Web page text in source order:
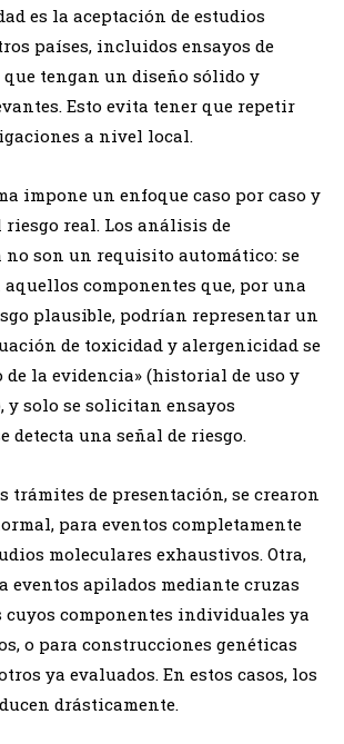
es la aceptación de estudios
países, incluidos ensayos de
que tengan un diseño sólido y
Esto evita tener que repetir
a nivel local.
impone un enfoque caso por caso y
real. Los análisis de
no son un requisito automático: se
componentes que, por una
plausible, podrían representar un
de toxicidad y alergenicidad se
de la evidencia» (historial de uso y
solo se solicitan ensayos
detecta una señal de riesgo.
trámites de presentación, se crearon
para eventos completamente
moleculares exhaustivos. Otra,
eventos apilados mediante cruzas
componentes individuales ya
o para construcciones genéticas
ya evaluados. En estos casos, los
drásticamente.